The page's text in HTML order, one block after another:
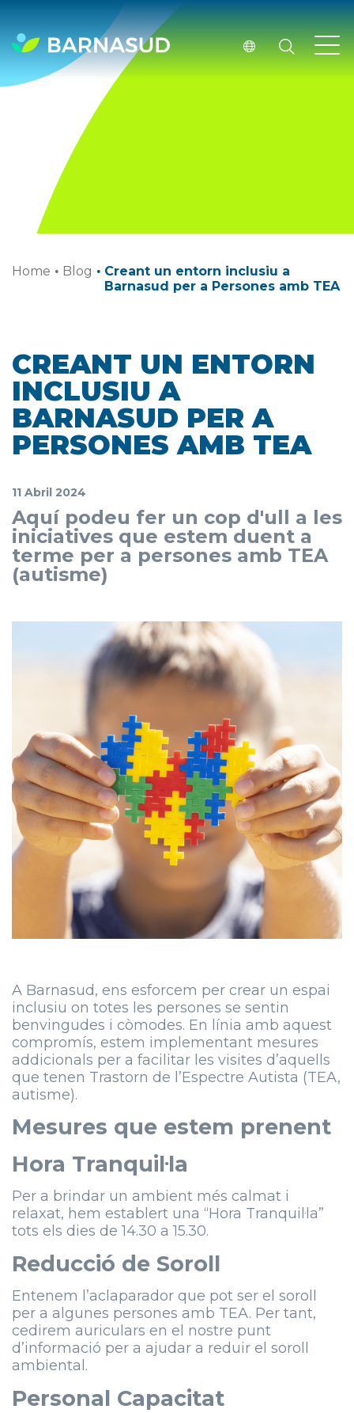
Home · Blog · Creant un entorn inclusiu a
Barnasud per a Persones amb TEA
CREANT UN ENTORN
INCLUSIU A
BARNASUD PER A
PERSONES AMB TEA
11 Abril 2024
Aquí podeu fer un cop d'ull a les
iniciatives que estem duent a
terme per a persones amb TEA
(autisme)
A Barnasud, ens esforcem per crear un espai
inclusiu on totes les persones se sentin
benvingudes i còmodes. En línia amb aquest
compromís, estem implementant mesures
addicionals per a facilitar les visites d’aquells
que tenen Trastorn de l’Espectre Autista (TEA,
autisme).
Mesures que estem prenent
Hora Tranquil·la
Per a brindar un ambient més calmat i
relaxat, hem establert una “Hora Tranquil·la”
tots els dies de 14.30 a 15.30.
Reducció de Soroll
Entenem l’aclaparador que pot ser el soroll
per a algunes persones amb TEA. Per tant,
cedirem auriculars en el nostre punt
d’informació per a ajudar a reduir el soroll
ambiental.
Personal Capacitat